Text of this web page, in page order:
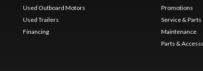
Used Outboard Motors
Used Trailers
Financing
Promotions
Service & Parts
Maintenance
Parts &